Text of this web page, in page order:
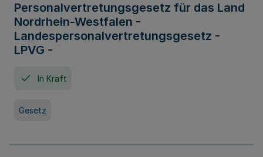
Personalvertretungsgesetz für das Land
Nordrhein-Westfalen -
Landespersonalvertretungsgesetz -
LPVG -
In Kraft
Gesetz